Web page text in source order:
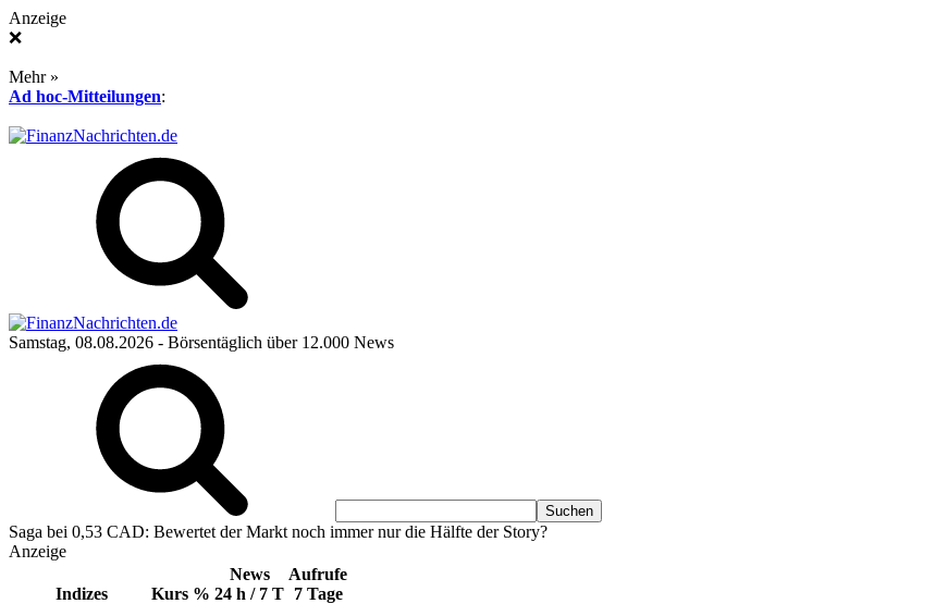
Anzeige
❌
Mehr »
Ad hoc-Mitteilungen:
Samstag, 08.08.2026 - Börsentäglich über 12.000 News
Saga bei 0,53 CAD: Bewertet der Markt noch immer nur die Hälfte der Story?
Anzeige
Indizes Kurs %
News
24 h / 7 T
Aufrufe
7 Tage